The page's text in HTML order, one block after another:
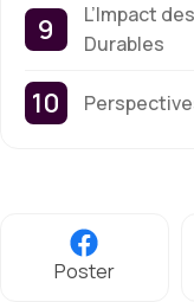
L’Impact
Durables
Poster